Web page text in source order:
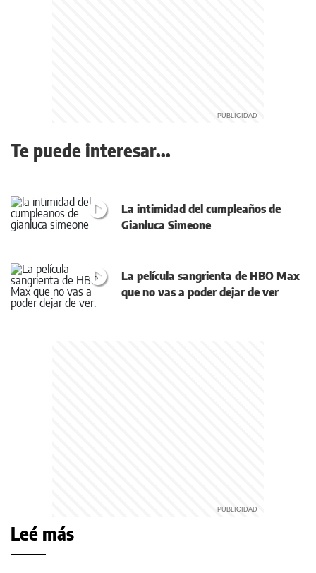
Te puede interesar...
La intimidad del cumpleaños de
Gianluca Simeone
La película sangrienta de HBO Max
que no vas a poder dejar de ver
Leé más